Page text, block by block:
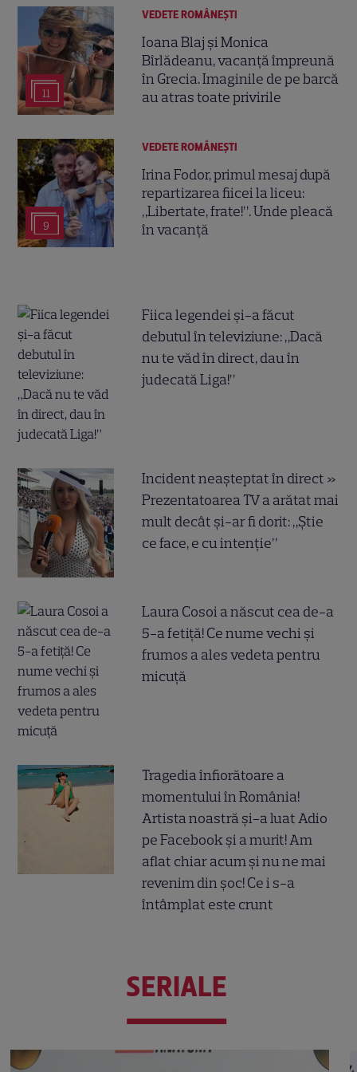
11
VEDETE ROMÂNEŞTI
Ioana Blaj și Monica
Bîrlădeanu, vacanță împreună
în Grecia. Imaginile de pe barcă
au atras toate privirile
9
VEDETE ROMÂNEŞTI
Irina Fodor, primul mesaj după
repartizarea fiicei la liceu:
„Libertate, frate!”. Unde pleacă
în vacanță
Fiica legendei și-a făcut
debutul în televiziune: „Dacă
nu te văd în direct, dau în
judecată Liga!”
Incident neașteptat în direct »
Prezentatoarea TV a arătat mai
mult decât și-ar fi dorit: „Știe
ce face, e cu intenție”
Laura Cosoi a născut cea de-a
5-a fetiță! Ce nume vechi și
frumos a ales vedeta pentru
micuță
Tragedia înfiorătoare a
momentului în România!
Artista noastră și-a luat Adio
pe Facebook și a murit! Am
aflat chiar acum și nu ne mai
revenim din șoc! Ce i s-a
întâmplat este crunt
SERIALE